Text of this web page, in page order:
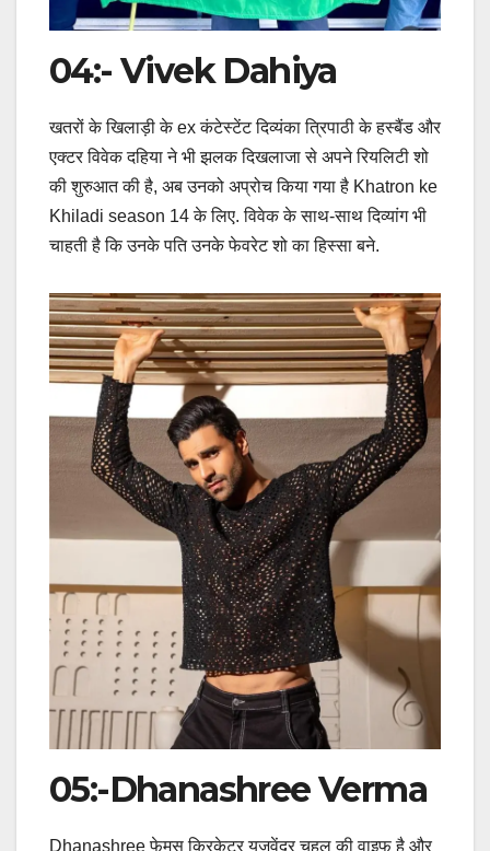
04:- Vivek Dahiya
खतरों के खिलाड़ी के ex कंटेस्टेंट दिव्यंका त्रिपाठी के हस्बैंड और
एक्टर विवेक दहिया ने भी झलक दिखलाजा से अपने रियलिटी शो
की शुरुआत की है, अब उनको अप्रोच किया गया है Khatron ke
Khiladi season 14 के लिए. विवेक के साथ-साथ दिव्यांग भी
चाहती है कि उनके पति उनके फेवरेट शो का हिस्सा बने.
05:-Dhanashree Verma
Dhanashree फेमस क्रिकेटर युजवेंद्र चहल की वाइफ है और